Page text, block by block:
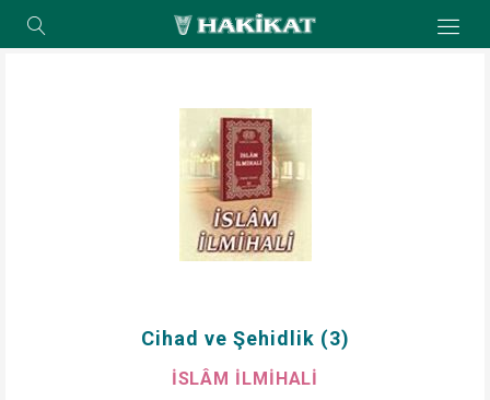
Cihad ve Şehidlik (3)
İSLÂM İLMİHALİ